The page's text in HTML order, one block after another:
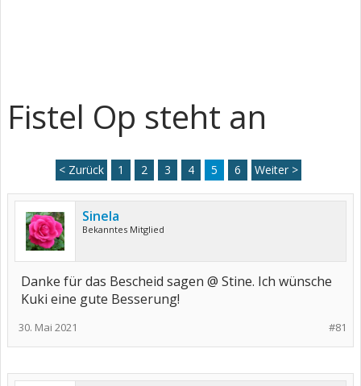
Fistel Op steht an
< Zurück 1 2 3 4 5 6 Weiter >
Sinela
Bekanntes Mitglied
Danke für das Bescheid sagen @ Stine. Ich wünsche
Kuki eine gute Besserung!
#81
30. Mai 2021